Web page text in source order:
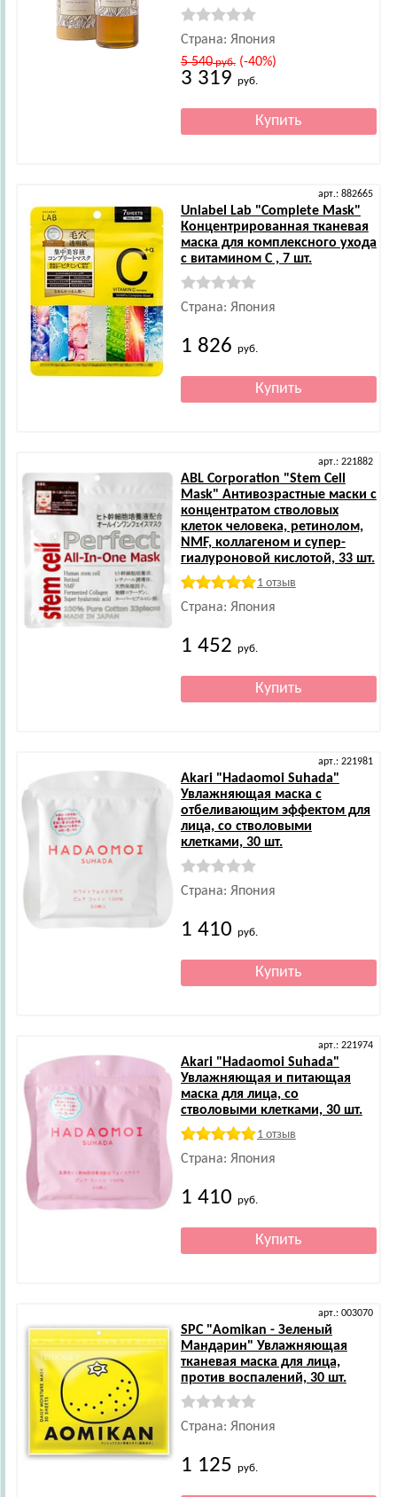
Страна: Япония
5 540руб.(-40%)
3 319 руб.
арт.: 882665
Unlabel Lab "Complete Mask"
Концентрированная тканевая
маска для комплексного ухода
с витамином С , 7 шт.
Страна: Япония
1 826 руб.
арт.: 221882
ABL Corporation "Stem Cell
Mask" Антивозрастные маски с
концентратом стволовых
клеток человека, ретинолом,
NMF, коллагеном и супер-
гиалуроновой кислотой, 33 шт.
1 отзыв
Страна: Япония
1 452 руб.
арт.: 221981
Akari"Hadaomoi Suhada"
Увлажняющая маска с
отбеливающим эффектом для
лица, со стволовыми
клетками, 30 шт.
Страна: Япония
1 410 руб.
арт.: 221974
Akari"Hadaomoi Suhada"
Увлажняющая и питающая
маска для лица, со
стволовыми клетками, 30 шт.
1 отзыв
Страна: Япония
1 410 руб.
арт.: 003070
SPC"Aomikan - Зеленый
Мандарин" Увлажняющая
тканевая маска для лица,
против воспалений, 30 шт.
Страна: Япония
1 125 руб.